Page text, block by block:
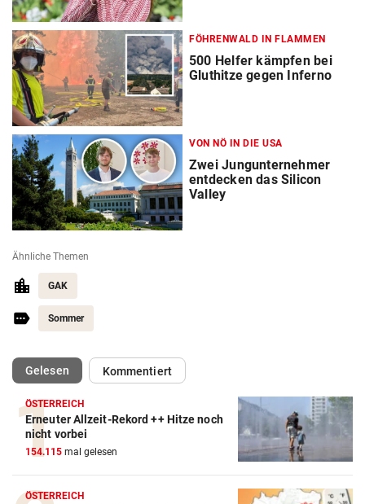
FÖHRENWALD IN FLAMMEN
500 Helfer kämpfen bei
Gluthitze gegen Inferno
VON NÖ IN DIE USA
Zwei Jungunternehmer
entdecken das Silicon
Valley
Ähnliche Themen
GAK
Sommer
Gelesen(ausgewählt)Kommentiert
ÖSTERREICH
Erneuter Allzeit-Rekord ++ Hitze noch
nicht vorbei
154.115 mal gelesen
ÖSTERREICH